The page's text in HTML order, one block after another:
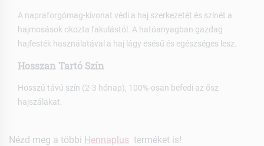
A napraforgómag-kivonat védi a haj szerkezetét és színét a
hajmosások okozta fakulástól. A hatóanyagban gazdag
hajfesték használatával a haj lágy esésű és egészséges lesz.
Hosszan Tartó Szín
Hosszú távú szín (2-3 hónap), 100%-osan befedi az ősz
hajszálakat.
Nézd meg a többi Hennaplus terméket is!